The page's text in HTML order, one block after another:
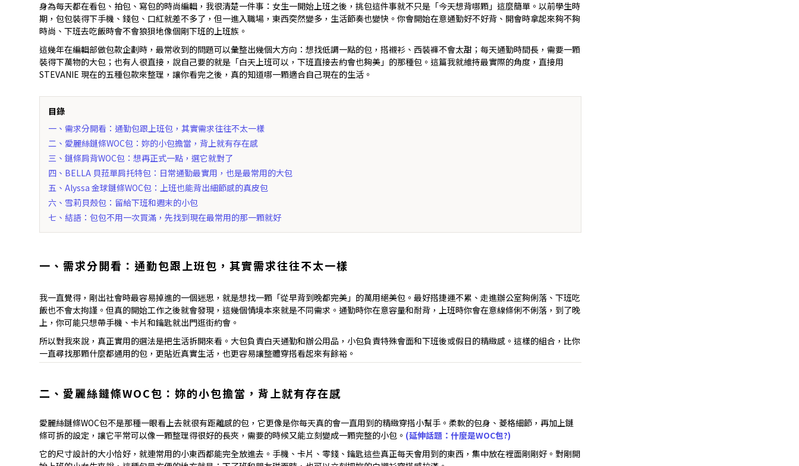
身為每天都在看包、拍包、寫包的時尚編輯，我很清楚一件事：女生一開始上班之後，挑包這件事就不只是「今天想背哪顆」這麼簡單。以前學生時
期，包包裝得下手機、錢包、口紅就差不多了，但一進入職場，東西突然變多，生活節奏也變快。你會開始在意通勤好不好背、開會時拿起來夠不夠
時尚、下班去吃飯時會不會狼狽地像個剛下班的上班族。
這幾年在編輯部做包款企劃時，最常收到的問題可以彙整出幾個大方向：想找低調一點的包，搭襯衫、西裝褲不會太甜；每天通勤時間長，需要一顆
裝得下萬物的大包；也有人很直接，說自己要的就是「白天上班可以，下班直接去約會也夠美」的那種包。這篇我就維持最實際的角度，直接用
STEVANIE 現在的五種包款來整理，讓你看完之後，真的知道哪一顆適合自己現在的生活。
目錄
一、需求分開看：通勤包跟上班包，其實需求往往不太一樣
二、愛麗絲鏈條WOC包：妳的小包擔當，背上就有存在感
三、鏈條肩背WOC包：想再正式一點，選它就對了
四、BELLA 貝菈單肩托特包：日常通勤最實用，也是最常用的大包
五、Alyssa 金球鏈條WOC包：上班也能背出細節感的真皮包
六、雪莉貝殼包：留給下班和週末的小包
七、結語：包包不用一次買滿，先找到現在最常用的那一顆就好
一、需求分開看：通勤包跟上班包，其實需求往往不太一樣
我一直覺得，剛出社會時最容易掉進的一個迷思，就是想找一顆「從早背到晚都完美」的萬用絕美包。最好搭捷運不累、走進辦公室夠俐落、下班吃
飯也不會太拘謹。但真的開始工作之後就會發現，這幾個情境本來就是不同需求。通勤時你在意容量和耐背，上班時你會在意線條俐不俐落，到了晚
上，你可能只想帶手機、卡片和鑰匙就出門逛街約會。
所以對我來說，真正實用的選法是把生活拆開來看。大包負責白天通勤和辦公用品，小包負責特殊會面和下班後或假日的精緻感。這樣的組合，比你
一直尋找那顆什麼都通用的包，更貼近真實生活，也更容易讓整體穿搭看起來有餘裕。
二、愛麗絲鏈條WOC包：妳的小包擔當，背上就有存在感
愛麗絲鏈條WOC包不是那種一眼看上去就很有距離感的包，它更像是你每天真的會一直用到的精緻穿搭小幫手。柔軟的包身、菱格細節，再加上鏈
條可拆的設定，讓它平常可以像一顆整理得很好的長夾，需要的時候又能立刻變成一顆完整的小包。 (延伸話題：什麼是WOC包?)
它的尺寸設計的大小恰好，就連常用的小東西都能完全放進去。手機、卡片、零錢、鑰匙這些真正每天會用到的東西，集中放在裡面剛剛好。對剛開